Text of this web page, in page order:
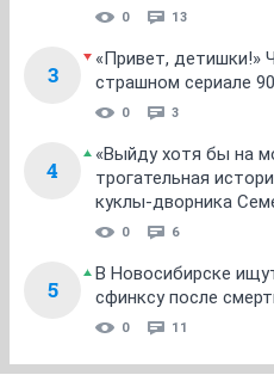
0 13
3
«Привет, детишки!»
страшном сериале
0 3
4
«Выйду хотя бы на
трогательная
куклы-дворника
0 6
5
В Новосибирске
сфинксу после
0 11